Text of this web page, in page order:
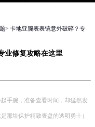
> 卡地亚腕表表镜意外破碎？专
业修复攻略在这里
手腕，准备查看时间，却猛然发
那块保护精致表盘的透明勇士）